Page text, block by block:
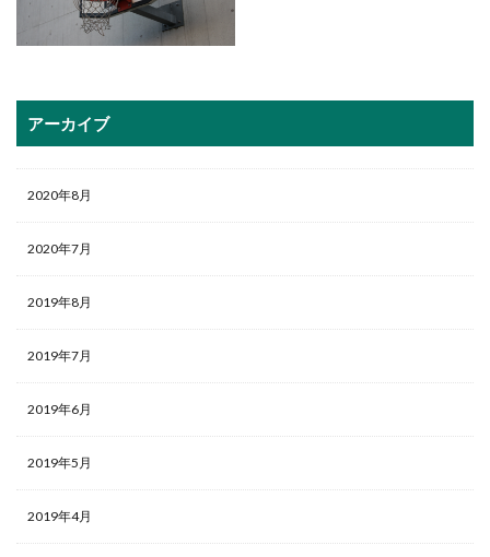
アーカイブ
2020年8月
2020年7月
2019年8月
2019年7月
2019年6月
2019年5月
2019年4月